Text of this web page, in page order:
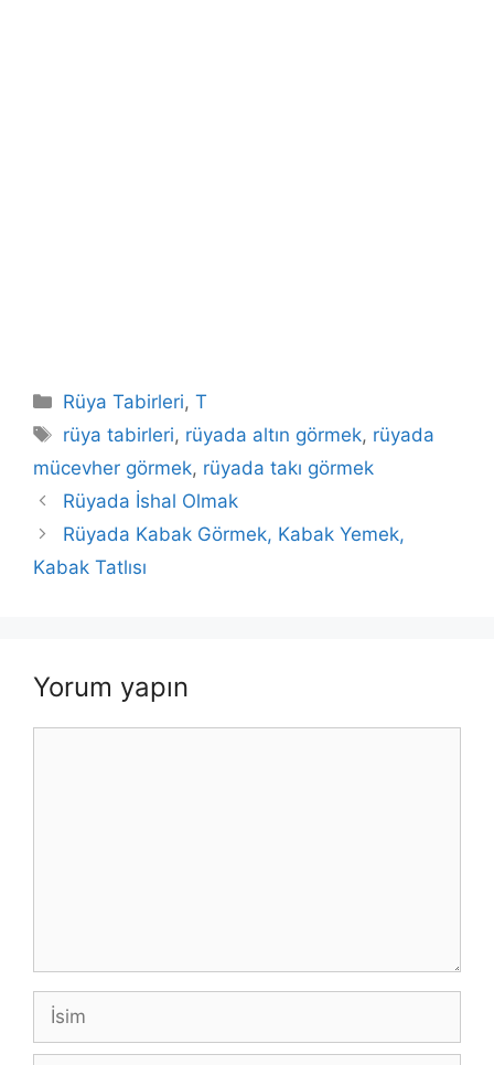
Kategoriler
Rüya Tabirleri,T
Etiketler
rüya tabirleri, rüyada altın görmek, rüyada
mücevher görmek, rüyada takı görmek
Rüyada İshal Olmak
Rüyada Kabak Görmek, Kabak Yemek,
Kabak Tatlısı
Yorum yapın
İsim